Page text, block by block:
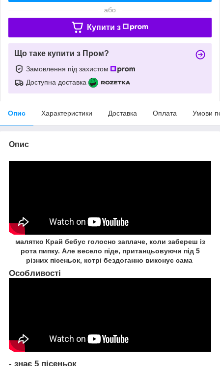
або
Купити з
Що таке купити з Пром?
Замовлення під захистом
Доступна доставка
Опис Характеристики Доставка Оплата Умови
Опис
малятко Край бебус голосно заплаче, коли забереш із
рота пипку. Але весело піде, пританцьовуючи під 5
різних пісеньок, котрі бездоганно виконує сама
Особливості
- знає 5 пісеньок